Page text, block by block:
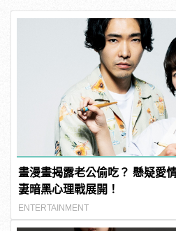
畫漫畫揭露老公偷吃？ 懸疑愛
妻暗黑心理戰展開！
ENTERTAINMENT